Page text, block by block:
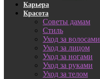
Карьера
Красота
Советы дамам
Стиль
Уход за волосами
Уход за лицом
Уход за ногами
Уход за руками
Уход за телом